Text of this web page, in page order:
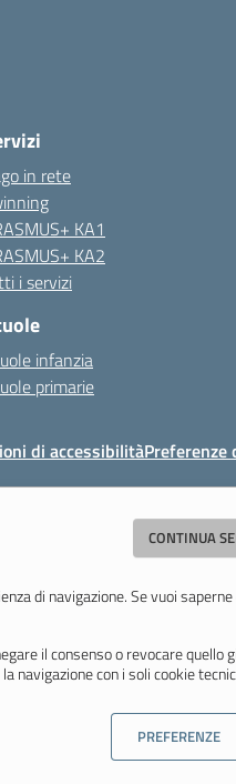
CONTINUA
di navigazione. Se vuoi
il consenso o revocare quello
navigazione con i soli cookie
PREFERENZE
in rete
KA1
KA2
i servizi
infanzia
primarie
di accessibilitàPreferenze
- PEC:
2026 ore 08:44